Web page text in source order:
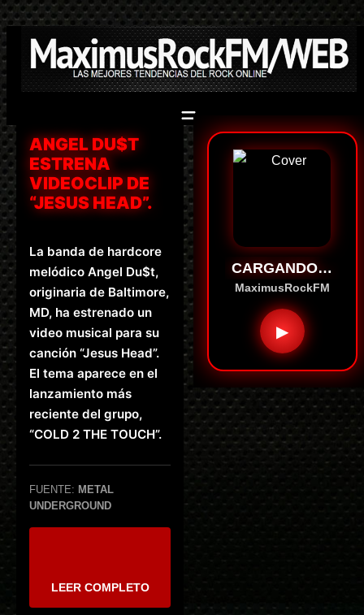
Saltar
al
contenido
ANGEL DU$T
ESTRENA
VIDEOCLIP DE
“JESUS HEAD”.
La banda de hardcore
melódico Angel Du$t,
originaria de Baltimore,
MD, ha estrenado un
video musical para su
canción “Jesus Head”.
El tema aparece en el
lanzamiento más
reciente del grupo,
“COLD 2 THE TOUCH”.
FUENTE: METAL
UNDERGROUND
LEER COMPLETO
CARGANDO…
MaximusRockFM
▶